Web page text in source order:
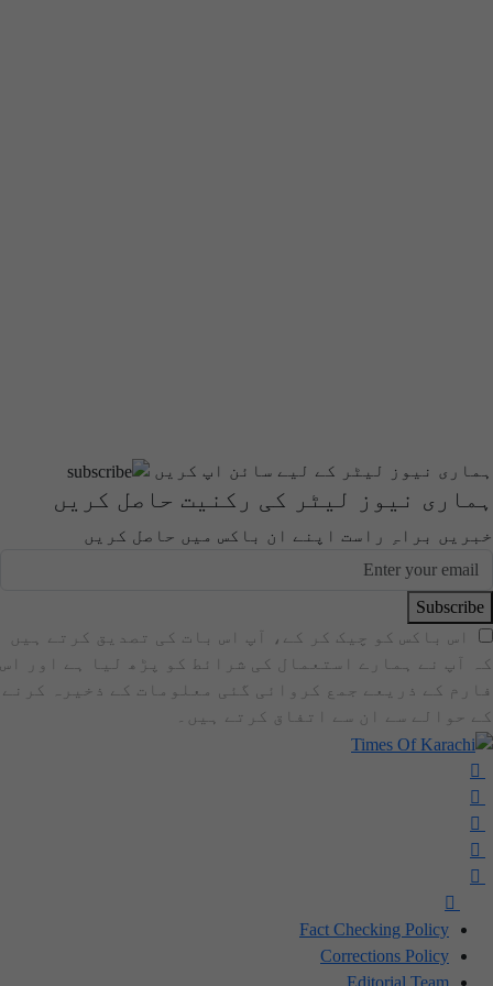
ہماری نیوز لیٹر کے لیے سائن اپ کریں
ہماری نیوز لیٹر کی رکنیت حاصل کریں
خبریں براہِ راست اپنے ان باکس میں حاصل کریں
Subscribe
اس باکس کو چیک کر کے، آپ اس بات کی تصدیق کرتے ہیں
کہ آپ نے ہمارے استعمال کی شرائط کو پڑھ لیا ہے اور اس
فارم کے ذریعے جمع کروائی گئی معلومات کے ذخیرہ کرنے
کے حوالے سے ان سے اتفاق کرتے ہیں۔
Fact Checking Policy
Corrections Policy
Editorial Team